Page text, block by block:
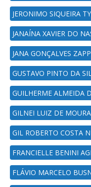
JERONIMO SIQUEIRA
JANAÍNA XAVIER DO
JANA GONÇALVES
GUSTAVO PINTO DA
GUILHERME ALMEIDA
GILNEI LUIZ DE MOURA
GIL ROBERTO COSTA
FRANCIELLE BENINI
FLÁVIO MARCELO